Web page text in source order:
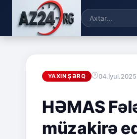
YAXIN ŞƏRQ 04.İyul.2025
HƏMAS
müzakirə